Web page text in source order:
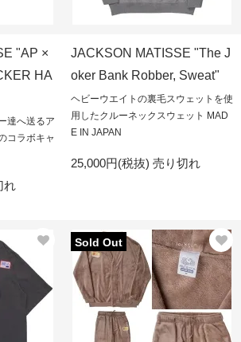
"AP ×
HA
達へ送るア
コラボキャ
れ
JACKSON MATISSE "The J
oker Bank Robber, Sweat"
ヘビーウエイトの裏毛スウェットを使
用したクルーネックスウェット MAD
E IN JAPAN
25,000円(税抜) 売り切れ
Sold Out